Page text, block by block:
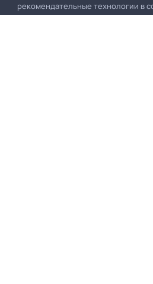
рекомендательные технологии в